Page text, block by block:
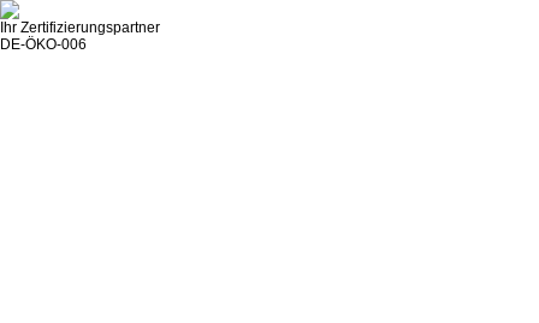
Ihr Zertifizierungspartner
DE-ÖKO-006